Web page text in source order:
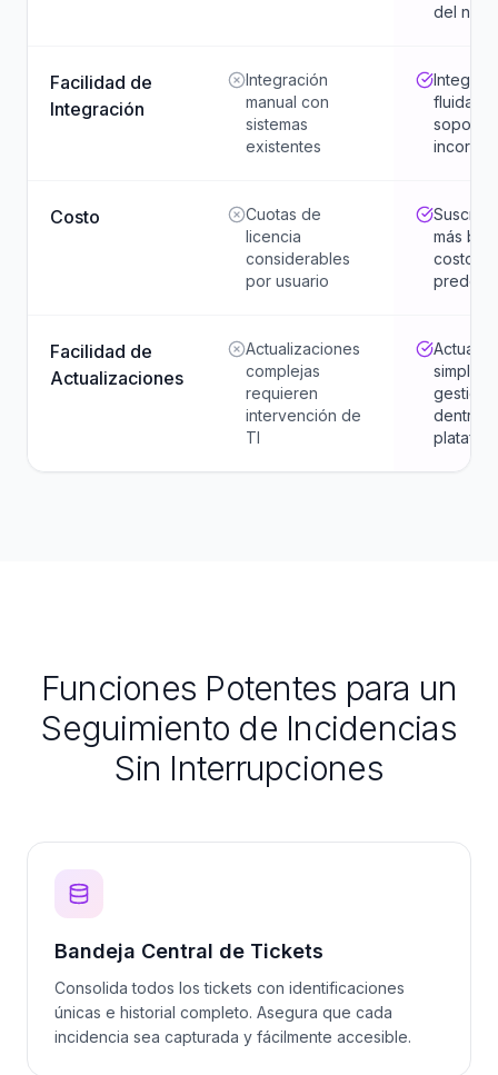
del
Facilidad de
Integración
Integración
manual con
sistemas
existentes
fluida
soporte
Costo
Cuotas de
licencia
considerables
por usuario
más
costos
Facilidad de
Actualizaciones
Actualizaciones
complejas
requieren
intervención de
TI
simples
dentro
Funciones Potentes para un
Seguimiento de Incidencias
Sin Interrupciones
Bandeja Central de Tickets
Consolida todos los tickets con identificaciones
únicas e historial completo. Asegura que cada
incidencia sea capturada y fácilmente accesible.